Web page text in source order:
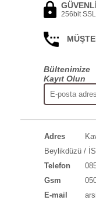
256bit
Bültenimize
Kayıt Olun
Adres
Beylikdüzü /
Telefon
Gsm
E-mail